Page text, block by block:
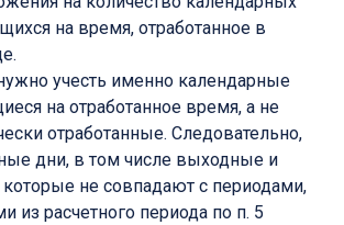
на время, отработанное в
учесть именно календарные
на отработанное время, а не
отработанные. Следовательно,
дни, в том числе выходные и
не совпадают с периодами,
из расчетного периода по п. 5